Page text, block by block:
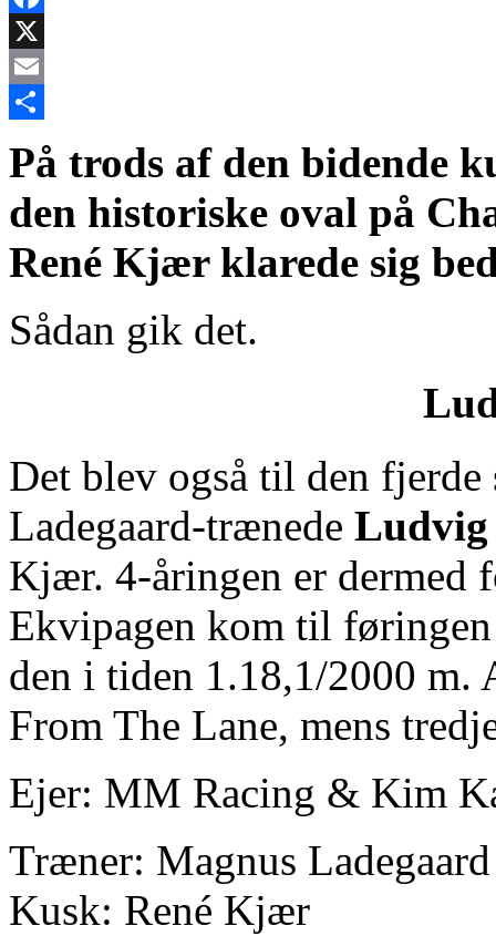
Facebook
X
Email
På trods af den bidende
den historiske oval på
René Kjær klarede sig
Sådan gik det.
Det blev også til den
Ladegaard-trænede Ludvig
Kjær. 4-åringen er dermed
Ekvipagen kom til
den i tiden 1.18,1/2000 m.
From The Lane, mens
Ejer: MM Racing & Kim
Træner: Magnus Ladegaard
Kusk: René Kjær